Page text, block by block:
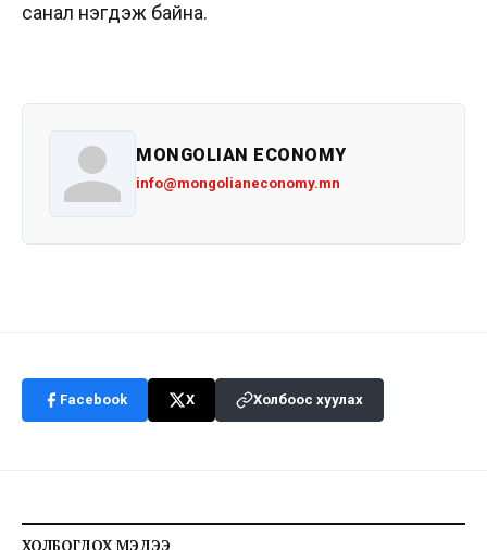
санал нэгдэж байна.
MONGOLIAN ECONOMY
info@mongolianeconomy.mn
Facebook X Холбоос хуулах
ХОЛБОГДОХ МЭДЭЭ